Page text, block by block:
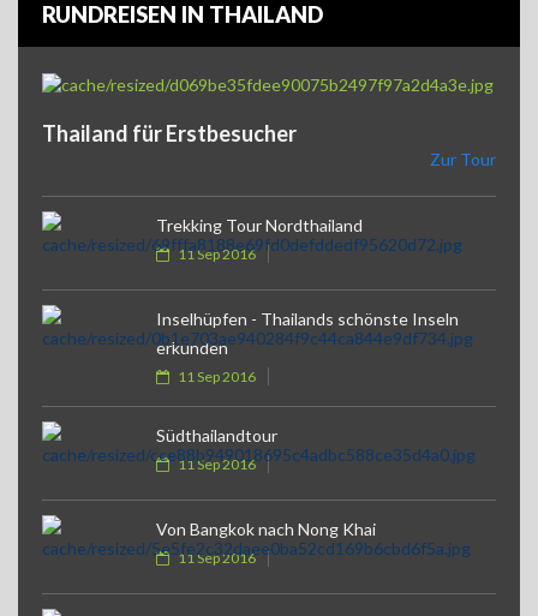
RUNDREISEN IN THAILAND
Thailand für Erstbesucher
Zur Tour
Trekking Tour Nordthailand
11 Sep 2016
Inselhüpfen - Thailands schönste Inseln
erkunden
11 Sep 2016
Südthailandtour
11 Sep 2016
Von Bangkok nach Nong Khai
11 Sep 2016